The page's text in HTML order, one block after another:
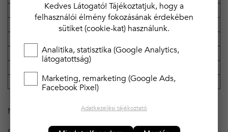
Anyagösszetétel
95% poliészter, 5% Spandex
Anyag típusa
szatén
Pántok
állítható, szűk
Dekoltázs
v-kivágás
MÉRET
Kedves Látogató! Tájékoztatjuk, hogy a
felhasználói élmény fokozásának érdekében
sütiket (cookie-kat) használunk.
Analitika, statisztika (Google Analytics,
látogatottság)
Marketing, remarketing (Google Ads,
Facebook Pixel)
Adatkezelési tájékoztató